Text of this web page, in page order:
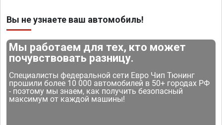
Вы не узнаете ваш автомобиль!
Мы работаем для тех, кто может
почувствовать разницу.
Специалисты федеральной сети Евро Чип Тюнинг
прошили более 10 000 автомобилей в 50+ городах РФ
- поэтому мы знаем, как получить безопасный
максимум от каждой машины!